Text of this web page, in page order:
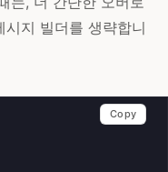
시지 빌더를 생략합니
Copy